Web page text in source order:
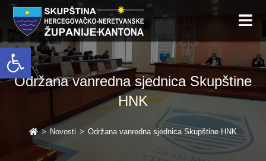
Open toolbar
Održana vanredna sjednica Skupštine
HNK
> Novosti > Održana vanredna sjednica Skupštine HNK